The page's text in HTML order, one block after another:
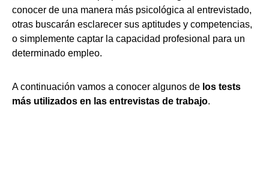
conocer de una manera más psicológica al entrevistado,
otras buscarán esclarecer sus aptitudes y competencias,
o simplemente captar la capacidad profesional para un
determinado empleo.
A continuación vamos a conocer algunos de los tests
más utilizados en las entrevistas de trabajo.